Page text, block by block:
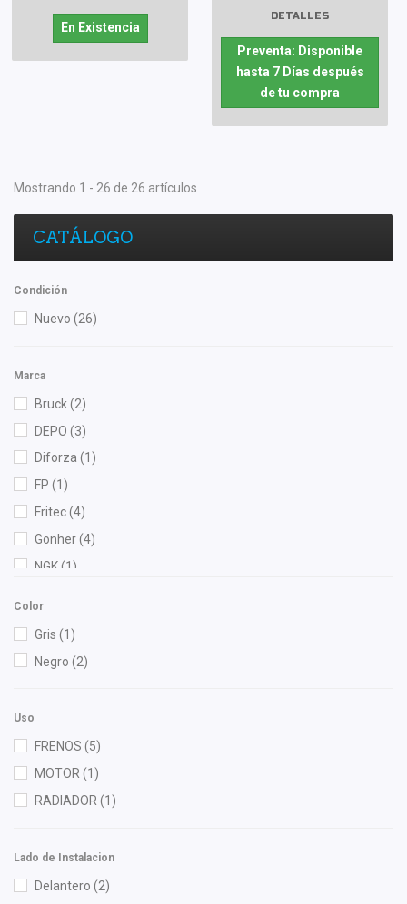
En Existencia
DETALLES
Preventa: Disponible
hasta 7 Días después
de tu compra
Mostrando 1 - 26 de 26 artículos
CATÁLOGO
Condición
Nuevo (26)
Marca
Bruck(2)
DEPO (3)
Diforza (1)
FP (1)
Fritec(4)
Gonher(4)
NGK(1)
Color
Gris (1)
Negro (2)
Uso
FRENOS (5)
MOTOR(1)
RADIADOR (1)
Lado de Instalacion
Delantero (2)